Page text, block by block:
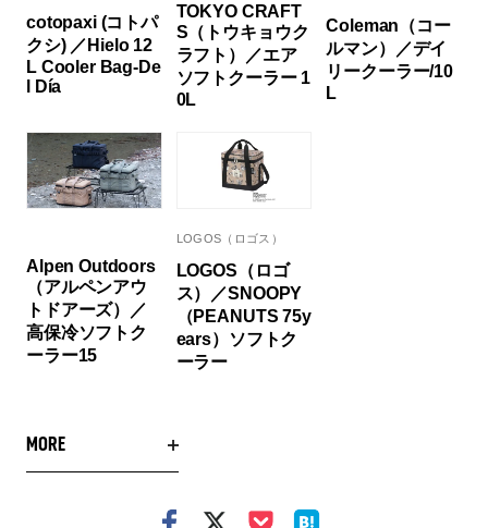
cotopaxi (コトパ
クシ) ／Hielo 12
L Cooler Bag-De
l Día
TOKYO CRAFT
S（トウキョウク
ラフト）／エア
ソフトクーラー 1
0L
Coleman（コー
ルマン）／デイ
リークーラー/10
L
Alpen Outdoors
（アルペンアウ
トドアーズ）／
高保冷ソフトク
ーラー15
LOGOS（ロゴス）
LOGOS（ロゴ
ス）／SNOOPY
（PEANUTS 75y
ears）ソフトク
ーラー
MORE